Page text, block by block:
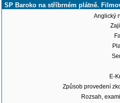
SP Baroko na stříbrném plátně.
Anglický
E-
Způsob provedení
Rozsah,